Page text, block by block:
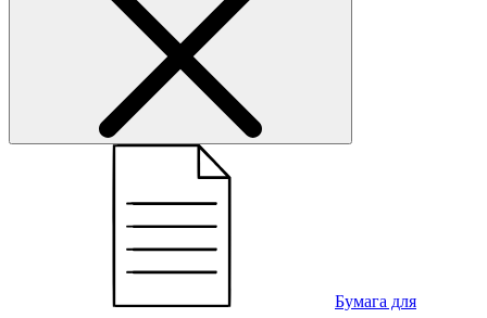
Бумага для